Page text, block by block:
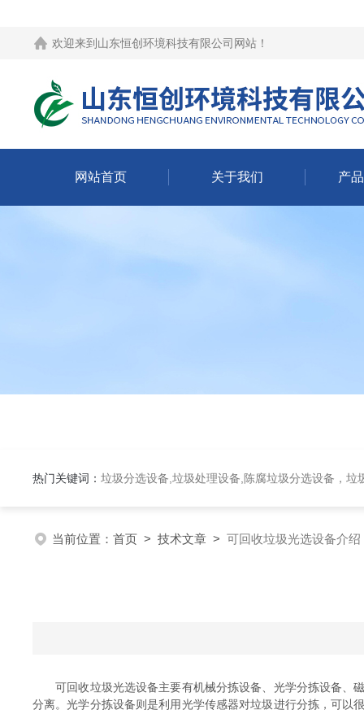
欢迎来到 山东恒创环境科技有限公司网站 ！
网站首页 关于我们 产
热门关键词： 垃圾分选设备,垃圾处理设备,陈腐垃圾分选设备，垃
当前位置： 首页 > 技术文章 > 可回收垃圾光选设备介绍
可回收垃圾光选设备主要有机械分拣设备、光学分拣设备、磁
分离。光学分拣设备则是利用光学传感器对垃圾进行分拣，可以